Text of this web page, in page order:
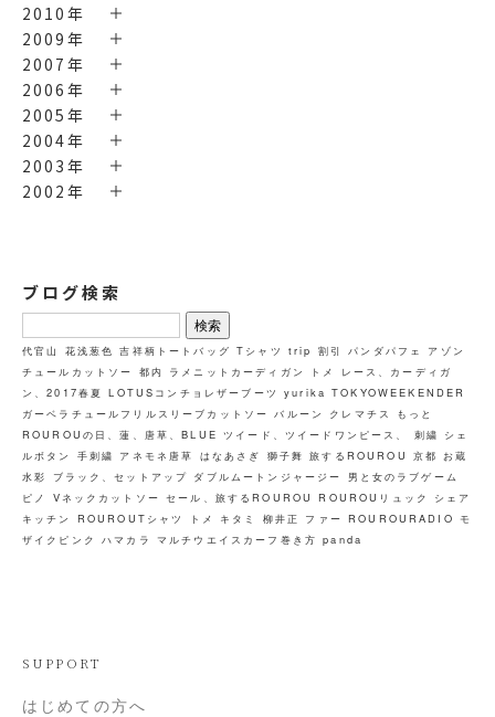
2010年
2009年
2007年
2006年
2005年
2004年
2003年
2002年
ブログ検索
検
索:
代官山 花浅葱色 吉祥柄トートバッグ Tシャツ trip 割引 パンダパフェ
アゾン
チュールカットソー 都内 ラメニットカーディガン トメ
レース、カーディガ
ン、2017春夏 LOTUSコンチョレザーブーツ yurika TOKYOWEEKENDER
ガーベラチュールフリルスリーブカットソー バルーン クレマチス
もっと
ROUROUの日、蓮、唐草、BLUE ツイード、ツイードワンピース、 刺繍 シェ
ルボタン
手刺繍 アネモネ唐草 はなあさぎ 獅子舞 旅するROUROU 京都 お蔵
水彩
ブラック、セットアップ ダブルムートンジャージー
男と女のラブゲーム
ピノ
Vネックカットソー セール、旅するROUROU ROUROUリュック
シェア
キッチン
ROUROUTシャツ トメ キタミ 柳井正 ファー ROUROURADIO モ
ザイクピンク
ハマカラ マルチウエイスカーフ巻き方 panda
SUPPORT
はじめての方へ